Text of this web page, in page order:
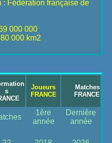
: Fédération française de
000 000
000 km2
s
Joueurs
FRANCE
Matches
FRANCE
1ère
année
Dernière
année